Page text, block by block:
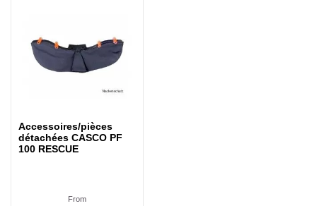
Accessoires/pièces
détachées CASCO PF
100 RESCUE
From